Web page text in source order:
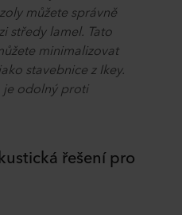
můžete správně
středy lamel. Tato
minimalizovat
stavebnice z Ikey.
je odolný proti
řešení pro